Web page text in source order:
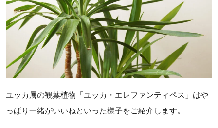
ユッカ属の観葉植物「ユッカ・エレファンティペス」はや
っぱり一緒がいいねといった様子をご紹介します。